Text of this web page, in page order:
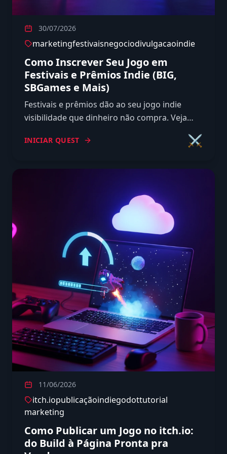
30/07/2026
marketingfestivaisnegociodivulgacaoindie
Como Inscrever Seu Jogo em
Festivais e Prêmios Indie (BIG,
SBGames e Mais)
Festivais e prêmios dão ao seu jogo indie
visibilidade que dinheiro não compra. Veja
seleção em wishlists.
INICIAR QUEST ⚔️
11/06/2026
itch.iopublicaçãoindiegodottutorial
marketing
Como Publicar um Jogo no itch.io:
do Build à Página Pronta pra